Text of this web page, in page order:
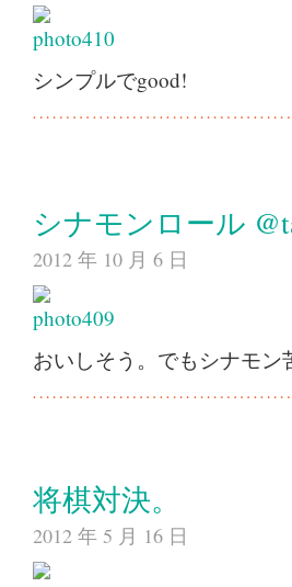
シンプルでgood!
シナモンロール
2012 年 10 月 6 日
おいしそう。でもシナモン
将棋対決。
2012 年 5 月 16 日